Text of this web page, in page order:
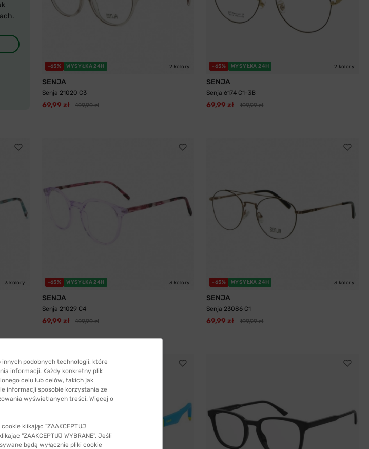
-65% WYSYŁKA 24H 2 kolory
SENJA
Senja 21020 C3
69,99 zł 199,99 zł
-65% WYSYŁKA 24H 2 kolory
SENJA
Senja 6174 C1-3B
69,99 zł 199,99 zł
3 kolory -65% WYSYŁKA 24H 3 kolory
SENJA
Senja 21029 C4
69,99 zł 199,99 zł
-65% WYSYŁKA 24H 3 kolory
SENJA
Senja 23086 C1
69,99 zł 199,99 zł
podobnych technologii, które
informacji. Każdy konkretny plik
celu lub celów, takich jak
informacji sposobie korzystania ze
wyświetlanych treści. Więcej o
klikając "ZAAKCEPTUJ
"ZAAKCEPTUJ WYBRANE". Jeśli
będą wyłącznie pliki cookie